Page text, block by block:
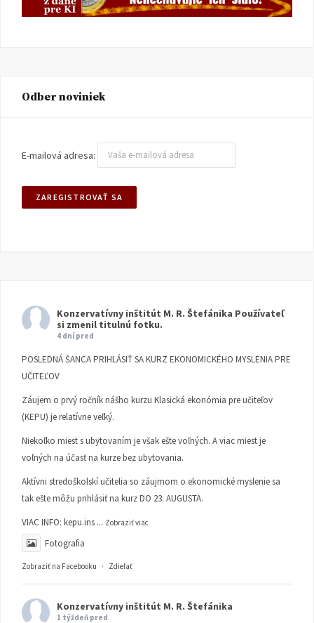
Odber noviniek
E-mailová adresa:
Konzervatívny inštitút M. R. Štefánika Používateľ
si zmenil titulnú fotku.
4 dní pred
POSLEDNÁ ŠANCA PRIHLÁSIŤ SA KURZ EKONOMICKÉHO MYSLENIA PRE
UČITEĽOV
Záujem o prvý ročník nášho kurzu Klasická ekonómia pre učiteľov
(KEPU) je relatívne veľký.
Niekoľko miest s ubytovaním je však ešte voľných. A viac miest je
voľných na účasť na kurze bez ubytovania.
Aktívni stredoškolskí učitelia so záujmom o ekonomické myslenie sa
tak ešte môžu prihlásiť na kurz DO 23. AUGUSTA.
VIAC INFO: kepu.ins ... Zobraziť viac
Fotografia
Zobraziť na Facebooku · Zdieľať
Konzervatívny inštitút M. R. Štefánika
1 týždeň pred